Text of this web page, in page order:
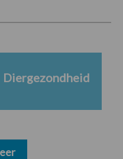
Diergezondheid